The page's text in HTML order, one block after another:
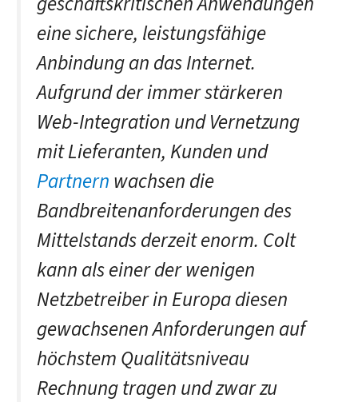
eine sichere, leistungsfähige
Anbindung an das Internet.
Aufgrund der immer stärkeren
Web-Integration und Vernetzung
mit Lieferanten, Kunden und
Partnernwachsen die
Bandbreitenanforderungen des
Mittelstands derzeit enorm. Colt
kann als einer der wenigen
Netzbetreiber in Europa diesen
gewachsenen Anforderungen auf
höchstem Qualitätsniveau
Rechnung tragen und zwar zu